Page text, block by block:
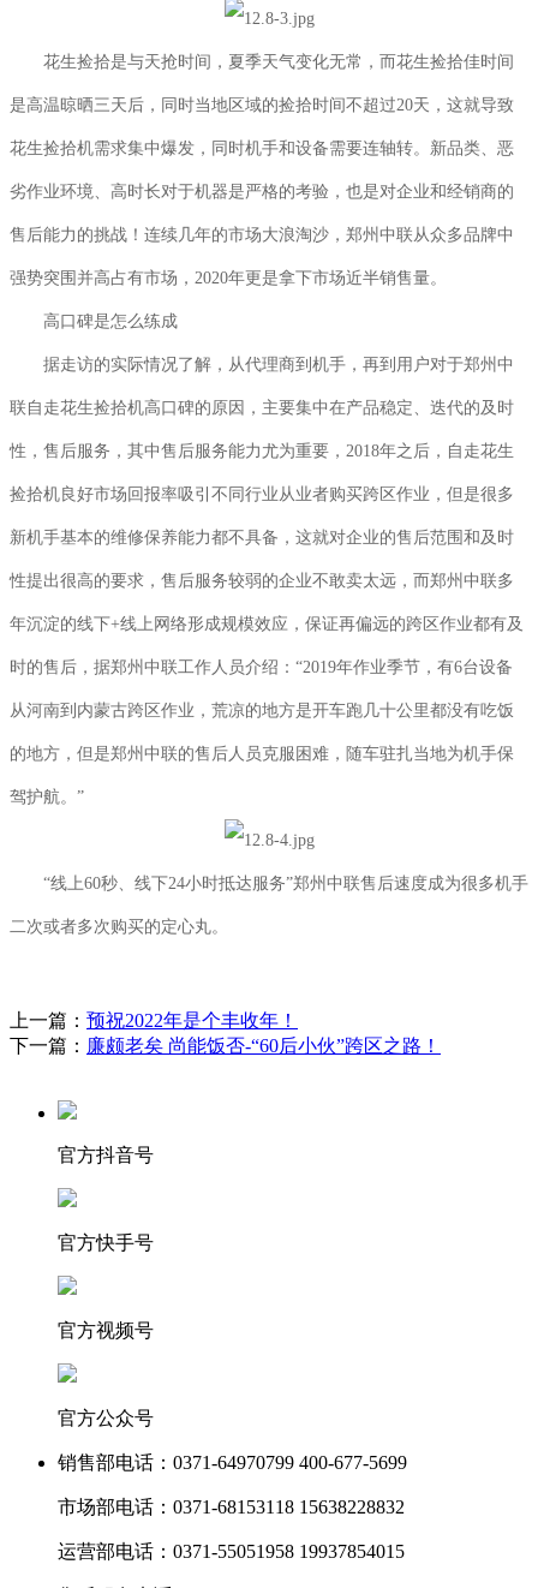
花生捡拾是与天抢时间，夏季天气变化无常，而花生捡拾佳时间
是高温晾晒三天后，同时当地区域的捡拾时间不超过20天，这就导致
花生捡拾机需求集中爆发，同时机手和设备需要连轴转。新品类、恶
劣作业环境、高时长对于机器是严格的考验，也是对企业和经销商的
售后能力的挑战！连续几年的市场大浪淘沙，郑州中联从众多品牌中
强势突围并高占有市场，2020年更是拿下市场近半销售量。
高口碑是怎么练成
据走访的实际情况了解，从代理商到机手，再到用户对于郑州中
联自走花生捡拾机高口碑的原因，主要集中在产品稳定、迭代的及时
性，售后服务，其中售后服务能力尤为重要，2018年之后，自走花生
捡拾机良好市场回报率吸引不同行业从业者购买跨区作业，但是很多
新机手基本的维修保养能力都不具备，这就对企业的售后范围和及时
性提出很高的要求，售后服务较弱的企业不敢卖太远，而郑州中联多
年沉淀的线下+线上网络形成规模效应，保证再偏远的跨区作业都有及
时的售后，据郑州中联工作人员介绍：“2019年作业季节，有6台设备
从河南到内蒙古跨区作业，荒凉的地方是开车跑几十公里都没有吃饭
的地方，但是郑州中联的售后人员克服困难，随车驻扎当地为机手保
驾护航。”
“线上60秒、线下24小时抵达服务”郑州中联售后速度成为很多机手
二次或者多次购买的定心丸。
上一篇： 预祝2022年是个丰收年！
下一篇： 廉颇老矣 尚能饭否-“60后小伙”跨区之路！
官方抖音号
官方快手号
官方视频号
官方公众号
销售部电话： 0371-64970799 400-677-5699
市场部电话： 0371-68153118 15638228832
运营部电话： 0371-55051958 19937854015